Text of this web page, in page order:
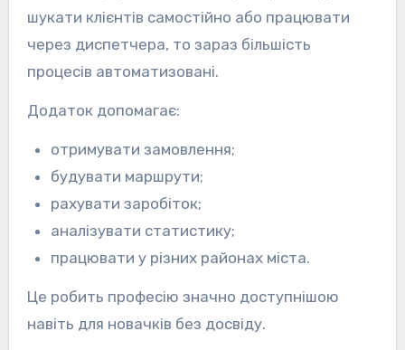
шукати клієнтів самостійно або працювати
через диспетчера, то зараз більшість
процесів автоматизовані.
Додаток допомагає:
отримувати замовлення;
будувати маршрути;
рахувати заробіток;
аналізувати статистику;
працювати у різних районах міста.
Це робить професію значно доступнішою
навіть для новачків без досвіду.